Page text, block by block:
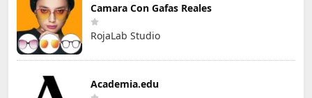
Camara Con Gafas Reales
RojaLab Studio
Academia.edu